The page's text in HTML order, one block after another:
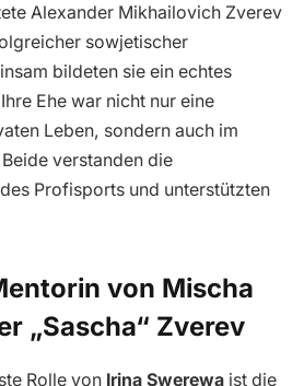
Alexander Mikhailovich Zverev
sowjetischer
bildeten sie ein echtes
Ehe war nicht nur eine
Leben, sondern auch im
verstanden die
Profisports und unterstützten
von Mischa
„Sascha“ Zverev
Rolle von Irina Swerewa ist die